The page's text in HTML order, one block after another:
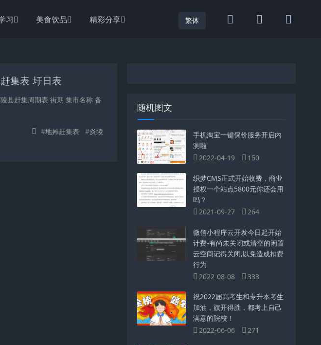
习 美食饮品 精彩分享 繁体
集表 圩日表
县赶集周期表 街期 集市名称 备
#地摊赶集表 #炎陵
随机图文
手机淘宝一键保价服务开启内
测啦
2022-04-19
150
织梦CMS正式开始收费，商业
授权一个站点5800元你还会用
吗？
2021-09-27
264
微信小程序云开发今日起开始
计费-有尚未关闭或清空的闲置
云空间记得关闭,以免造成扣费
行为
2022-08-08
333
祝2022届高考生和专升本考生
加油，旗开得胜，都考上自己
满意的院校！
2022-06-06
271